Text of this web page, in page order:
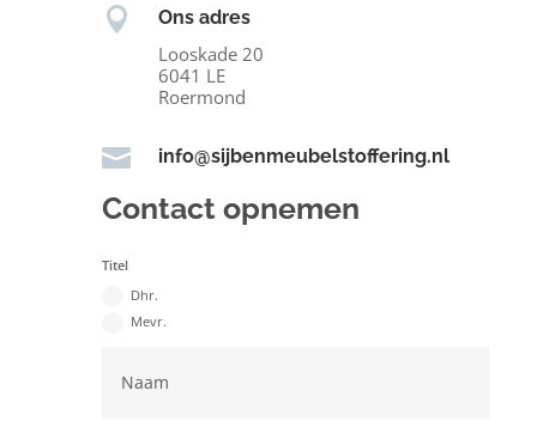
 Ons adres
Looskade 20
6041 LE
Roermond
 info@sijbenmeubelstoffering.nl
Contact opnemen
Titel
Dhr.
Mevr.